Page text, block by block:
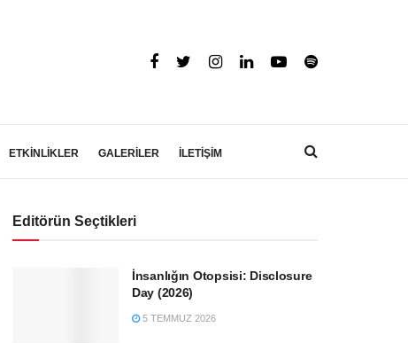
ETKİNLİKLER GALERİLER İLETİŞİM
Editörün Seçtikleri
İnsanlığın Otopsisi: Disclosure
Day (2026)
5 TEMMUZ 2026